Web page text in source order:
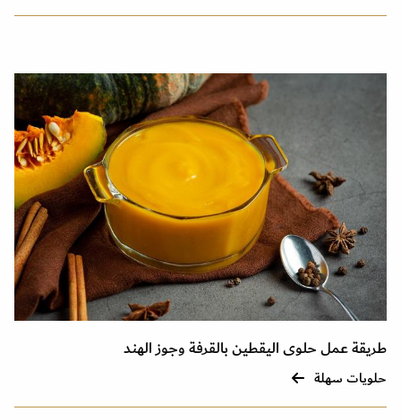
طريقة عمل حلوى اليقطين بالقرفة وجوز الهند
حلويات سهلة